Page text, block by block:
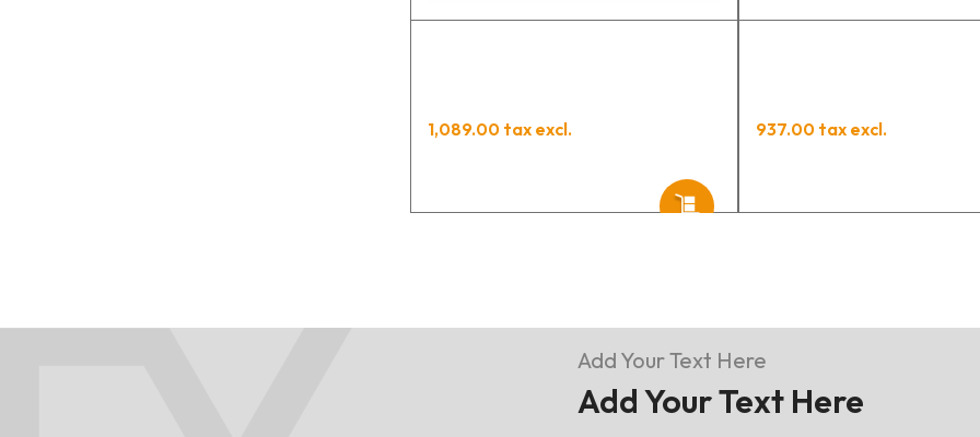
1,089.00 tax excl. 937.00 tax excl.
Add Your Text Here
Add Your Text Here